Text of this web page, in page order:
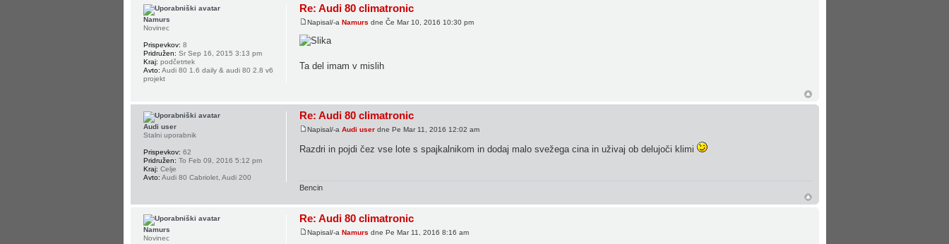
Re: Audi 80 climatronic
Napisal/-a Namurs dne Če Mar 10, 2016 10:30 pm
Ta del imam v mislih
Namurs
Novinec
Prispevkov: 8
Pridružen: Sr Sep 16, 2015 3:13 pm
Kraj: podčetrtek
Avto: Audi 80 1.6 daily & audi 80 2.8 v6
projekt
Re: Audi 80 climatronic
Napisal/-a Audi userdne Pe Mar 11, 2016 12:02 am
Razdri in pojdi čez vse lote s spajkalnikom in dodaj malo svežega cina in uživaj ob delujoči klimi
Bencin
Audi user
Stalni uporabnik
Prispevkov: 62
Pridružen: To Feb 09, 2016 5:12 pm
Kraj: Celje
Avto: Audi 80 Cabriolet, Audi 200
Re: Audi 80 climatronic
Napisal/-a Namurs dne Pe Mar 11, 2016 8:16 am
Namurs
Novinec